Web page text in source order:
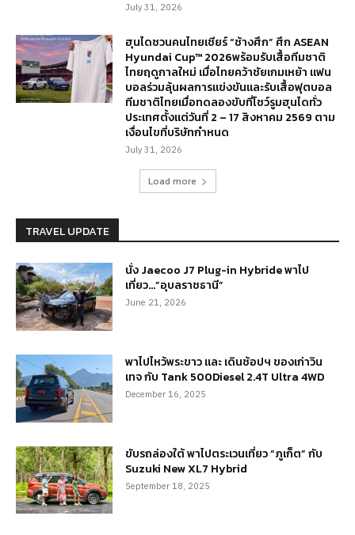
July 31, 2026
ฮุนไดชวนคนไทยเชียร์ “ช้างศึก” ศึก ASEAN
Hyundai Cup™ 2026พร้อมรับเสื้อทีมชาติ
ไทยฤดูกาลใหม่ เมื่อไทยคว้าชัยเกมเหย้า แฟน
บอลร่วมลุ้นผลการแข่งขันและรับเสื้อฟุตบอล
ทีมชาติไทยเมื่อทดลองขับที่โชว์รูมฮุนไดทั่ว
ประเทศตั้งแต่วันที่ 2 – 17 สิงหาคม 2569 ตาม
เงื่อนไขที่บริษัทกำหนด
July 31, 2026
Load more
TRAVEL UPDATE
นั่ง Jaecoo J7 Plug-in Hybride พาไป
เที่ยว…”อุบลราชธานี”
June 21, 2026
พาไปไหว้พระขาว และ เดินช้อปฯ ของเก่าวิน
เทจ กับ Tank 500Diesel 2.4T Ultra 4WD
December 16, 2025
ขับรถล่องใต้ พาไปตระเวนเที่ยว “ภูเก็ต” กับ
Suzuki New XL7 Hybrid
September 18, 2025